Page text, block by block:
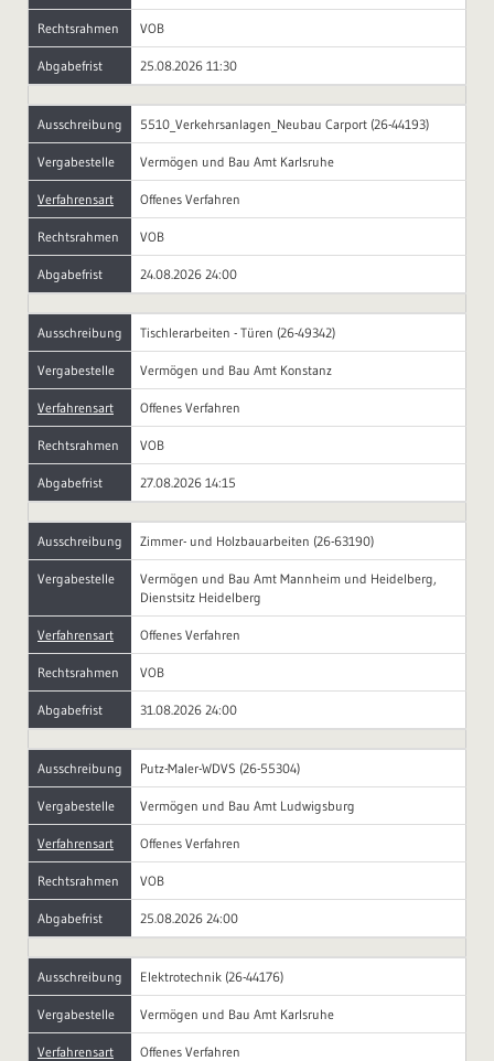
Rechtsrahmen VOB
Abgabefrist 25.08.2026 11:30
Ausschreibung 5510_Verkehrsanlagen_Neubau Carport (26-44193)
Vergabestelle Vermögen und Bau Amt Karlsruhe
Verfahrensart Offenes Verfahren
Rechtsrahmen VOB
Abgabefrist 24.08.2026 24:00
Ausschreibung Tischlerarbeiten - Türen (26-49342)
Vergabestelle Vermögen und Bau Amt Konstanz
Verfahrensart Offenes Verfahren
Rechtsrahmen VOB
Abgabefrist 27.08.2026 14:15
Ausschreibung Zimmer- und Holzbauarbeiten (26-63190)
Vergabestelle
Vermögen und Bau Amt Mannheim und Heidelberg,
Dienstsitz Heidelberg
Verfahrensart Offenes Verfahren
Rechtsrahmen VOB
Abgabefrist 31.08.2026 24:00
Ausschreibung Putz-Maler-WDVS (26-55304)
Vergabestelle Vermögen und Bau Amt Ludwigsburg
Verfahrensart Offenes Verfahren
Rechtsrahmen VOB
Abgabefrist 25.08.2026 24:00
Ausschreibung Elektrotechnik (26-44176)
Vergabestelle Vermögen und Bau Amt Karlsruhe
Verfahrensart Offenes Verfahren